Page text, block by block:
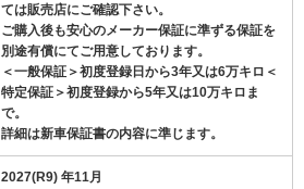
ては販売店にご確認下さい。
ご購入後も安心のメーカー保証に準ずる保証を
別途有償にてご用意しております。
＜一般保証＞初度登録日から3年又は6万キロ＜
特定保証＞初度登録から5年又は10万キロま
で。
詳細は新車保証書の内容に準じます。
2027(R9) 年11月